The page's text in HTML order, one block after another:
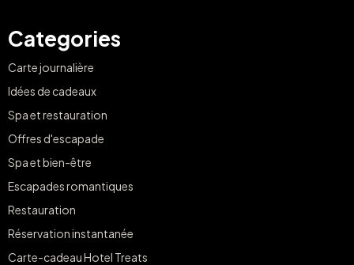
Categories
Carte journalière
Idées de cadeaux
Spa et restauration
Offres d'escapade
Spa et bien-être
Escapades romantiques
Restauration
Réservation instantanée
Carte-cadeau Hotel Treats